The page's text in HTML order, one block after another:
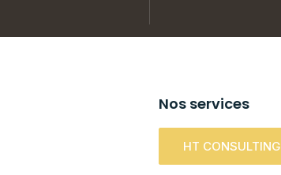
Nos services
HT CONSULTING